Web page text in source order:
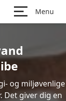
Menu
og miljøvenlige
Det giver dig en